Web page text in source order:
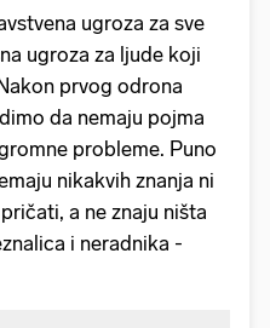
ugroza za sve
ugroza za ljude koji
prvog odrona
da nemaju pojma
probleme. Puno
nikakvih znanja ni
a ne znaju ništa
i neradnika -